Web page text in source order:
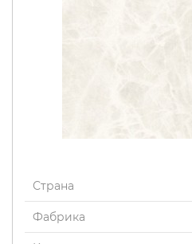
Страна
Фабрика